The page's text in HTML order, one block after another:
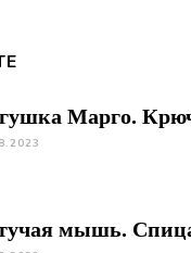
Марго.
мышь.